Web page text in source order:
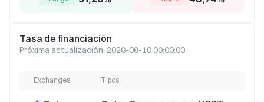
Tasa de financiación
Próxima actualización: 2026-08-10 00:00:00
Exchanges Tipos